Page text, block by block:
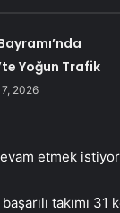
Yoğun Trafik
2026
etmek istiyor
başarılı takımı